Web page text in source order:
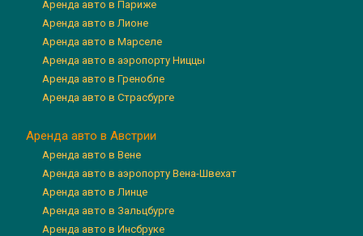
Аренда авто в Париже
Аренда авто в Лионе
Аренда авто в Марселе
Аренда авто в аэропорту Ниццы
Аренда авто в Гренобле
Аренда авто в Страсбурге
Аренда авто в Австрии
Аренда авто в Вене
Аренда авто в аэропорту Вена-Швехат
Аренда авто в Линце
Аренда авто в Зальцбурге
Аренда авто в Инсбруке